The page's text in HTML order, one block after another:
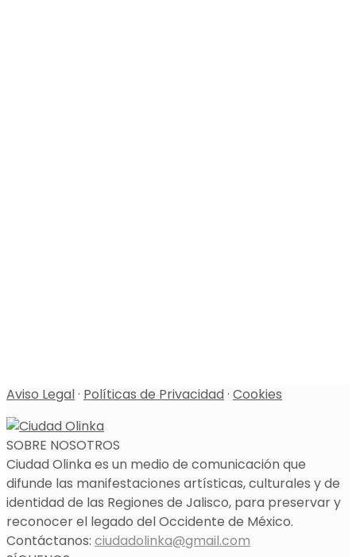
Aviso Legal· Políticas de Privacidad· Cookies
SOBRE NOSOTROS
Ciudad Olinka es un medio de comunicación que
difunde las manifestaciones artísticas, culturales y de
identidad de las Regiones de Jalisco, para preservar y
reconocer el legado del Occidente de México.
Contáctanos: ciudadolinka@gmail.com